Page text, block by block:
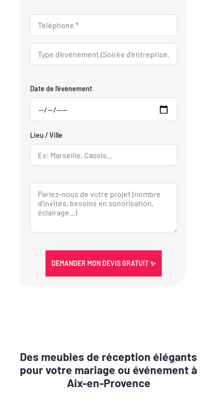
Date de l'événement
Lieu / Ville
Des meubles de réception élégants
pour votre mariage ou événement à
Aix-en-Provence